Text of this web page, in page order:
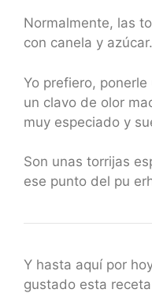
Normalmente, las
con canela y azúcar.
Yo prefiero,
un clavo de olor
muy especiado y
Son unas torrijas
ese punto del pu
Y hasta aquí por
gustado esta